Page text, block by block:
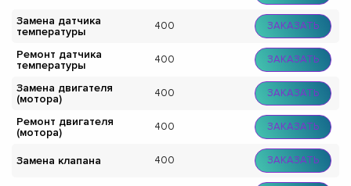
Замена датчика
температуры
400 ЗАКАЗАТЬ
Ремонт датчика
температуры
400 ЗАКАЗАТЬ
Замена двигателя
(мотора)
400 ЗАКАЗАТЬ
Ремонт двигателя
(мотора)
400 ЗАКАЗАТЬ
Замена клапана 400 ЗАКАЗАТЬ